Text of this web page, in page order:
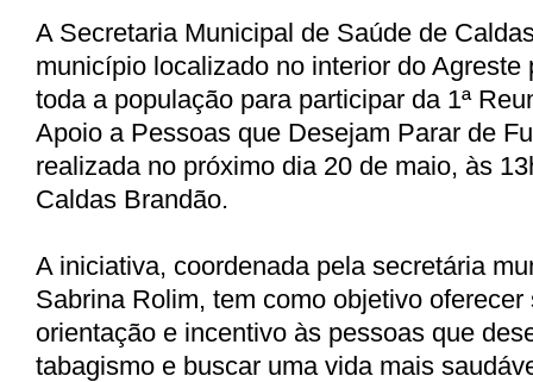
A Secretaria Municipal de Saúde de
município localizado no interior do Agreste
toda a população para participar da 1ª
Apoio a Pessoas que Desejam Parar de
realizada no próximo dia 20 de maio, às
Caldas Brandão.
A iniciativa, coordenada pela secretária
Sabrina Rolim, tem como objetivo oferecer
orientação e incentivo às pessoas que
tabagismo e buscar uma vida mais